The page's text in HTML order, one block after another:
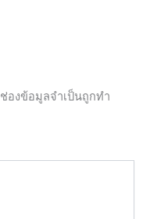
ช่องข้อมูลจำเป็นถูกทำ